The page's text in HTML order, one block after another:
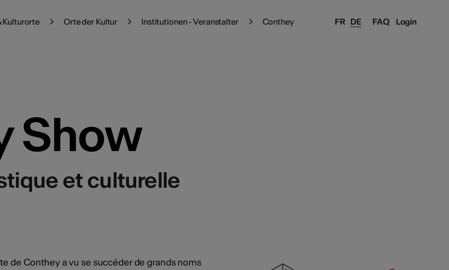
FAQ Login
FR DE
Kulturorte Orte der Kultur Institutionen - Veranstalter
Conthey
Show
et culturelle
de Conthey a vu se succéder de grands noms